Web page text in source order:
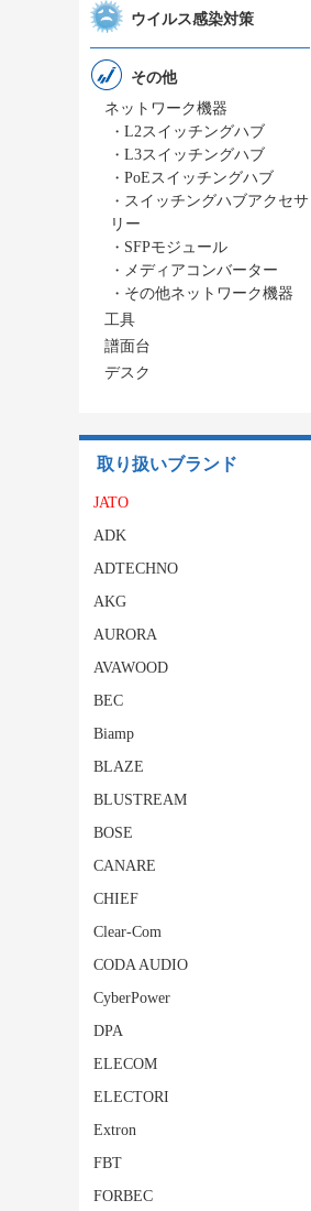
ウイルス感染対策
その他
ネットワーク機器
・ L2スイッチングハブ
・ L3スイッチングハブ
・ PoEスイッチングハブ
・ スイッチングハブアクセサ
リー
・ SFPモジュール
・ メディアコンバーター
・ その他ネットワーク機器
工具
譜面台
デスク
取り扱いブランド
JATO
ADK
ADTECHNO
AKG
AURORA
AVAWOOD
BEC
Biamp
BLAZE
BLUSTREAM
BOSE
CANARE
CHIEF
Clear-Com
CODA AUDIO
CyberPower
DPA
ELECOM
ELECTORI
Extron
FBT
FORBEC